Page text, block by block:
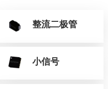
整流二极管
小信号